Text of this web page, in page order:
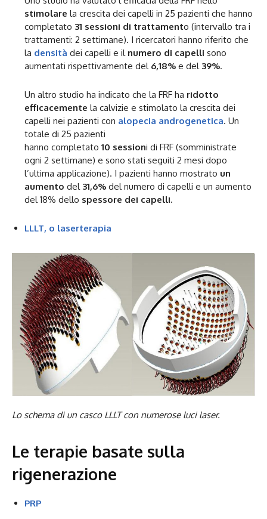
stimolare la crescita dei capelli in 25 pazienti che hanno
completato 31 sessioni di trattamento (intervallo tra i
trattamenti: 2 settimane). I ricercatori hanno riferito che
la densità dei capelli e il numero di capelli sono
aumentati rispettivamente del 6,18% e del 39%.
Un altro studio ha indicato che la FRF ha ridotto
efficacemente la calvizie e stimolato la crescita dei
capelli nei pazienti con alopecia androgenetica. Un
totale di 25 pazienti
hanno completato 10 sessioni di FRF (somministrate
ogni 2 settimane) e sono stati seguiti 2 mesi dopo
l’ultima applicazione). I pazienti hanno mostrato un
aumento del 31,6% del numero di capelli e un aumento
del 18% dello spessore dei capelli.
LLLT, o laserterapia
Lo schema di un casco LLLT con numerose luci laser.
Le terapie basate sulla
rigenerazione
PRP